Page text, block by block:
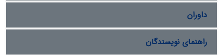
داوران
راهنمای نویسندگان